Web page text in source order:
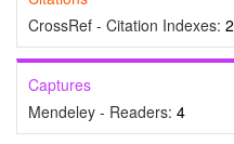
CrossRef - Citation Indexes: 2
Captures
Mendeley - Readers: 4